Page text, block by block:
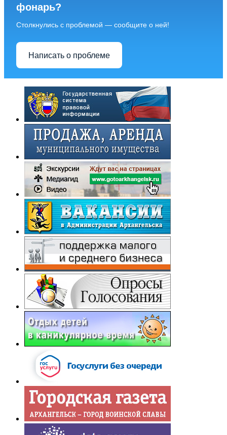
фонарь?
Столкнулись с проблемой — сообщите о ней!
Написать о проблеме